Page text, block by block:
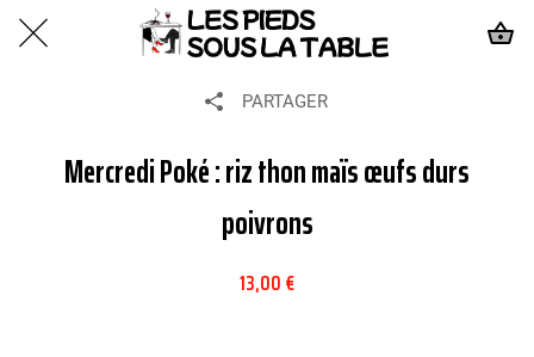
PARTAGER
Mercredi Poké : riz thon maïs œufs durs
poivrons
13,00 €